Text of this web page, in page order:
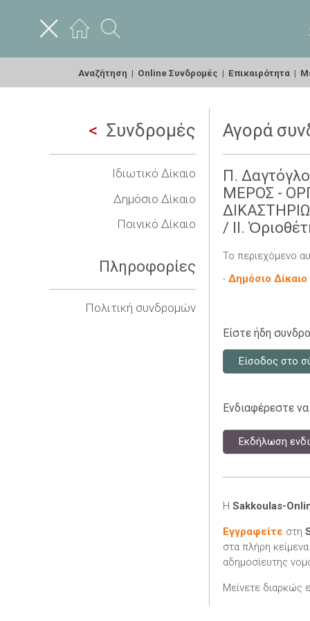
Αναζήτηση | Online Συνδρομές | Επικαιρότητα |
Συνδρομές
Ιδιωτικό Δίκαιο
Δημόσιο Δίκαιο
Ποινικό Δίκαιο
Πληροφορίες
Πολιτική συνδρομών
Αγορά
Π.
ΜΕΡΟΣ -
/ ΙΙ.
Το περιεχόμενο
- Δημόσιο Δίκαιο
Είστε ήδη
Είσοδος στο
Ενδιαφέρεστε
Εκδήλωση
Η Sakkoulas-
Εγγραφείτε στη
στα πλήρη
αδημοσίευτης
Μείνετε διαρκώς